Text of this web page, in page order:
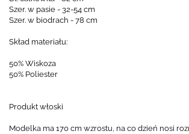
Szer. w pasie - 32-54 cm
Szer. w biodrach - 78 cm
Skład materiału:
50% Wiskoza
50% Poliester
Produkt włoski
Modelka ma 170 cm wzrostu, na co dzień nosi